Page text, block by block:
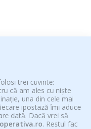
trei cuvinte:
că am ales cu niște
una din cele mai
ipostază îmi aduce
dată. Dacă vrei să
. Restul fac